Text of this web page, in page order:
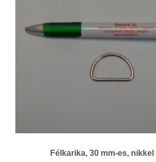
Félkarika, 30 mm-es, nikkel